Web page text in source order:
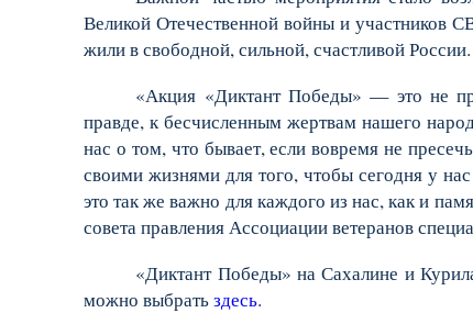
Великой Отечественной войны и участников
жили в свободной, сильной, счастливой России.
«Акция «Диктант Победы» — это не
правде, к бесчисленным жертвам нашего
нас о том, что бывает, если вовремя не
своими жизнями для того, чтобы сегодня у
это так же важно для каждого из нас, как и
совета правления Ассоциации ветеранов
«Диктант Победы» на Сахалине и
можно выбратьздесь.